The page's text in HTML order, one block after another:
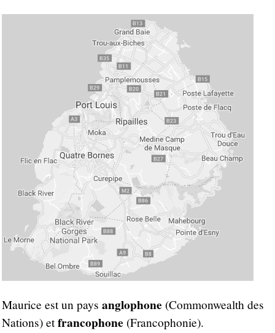
Maurice est un pays anglophone (Commonwealth des
Nations) etfrancophone (Francophonie).